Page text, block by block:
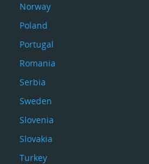
Norway
Poland
Portugal
Romania
Serbia
Sweden
Slovenia
Slovakia
Turkey